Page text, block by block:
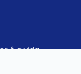
é a vida.